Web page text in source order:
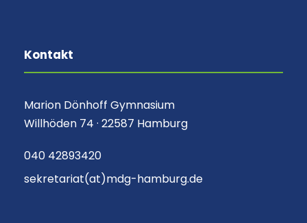
Kontakt
Marion Dönhoff Gymnasium
Willhöden 74 · 22587 Hamburg
040 42893420
sekretariat(at)mdg-hamburg.de